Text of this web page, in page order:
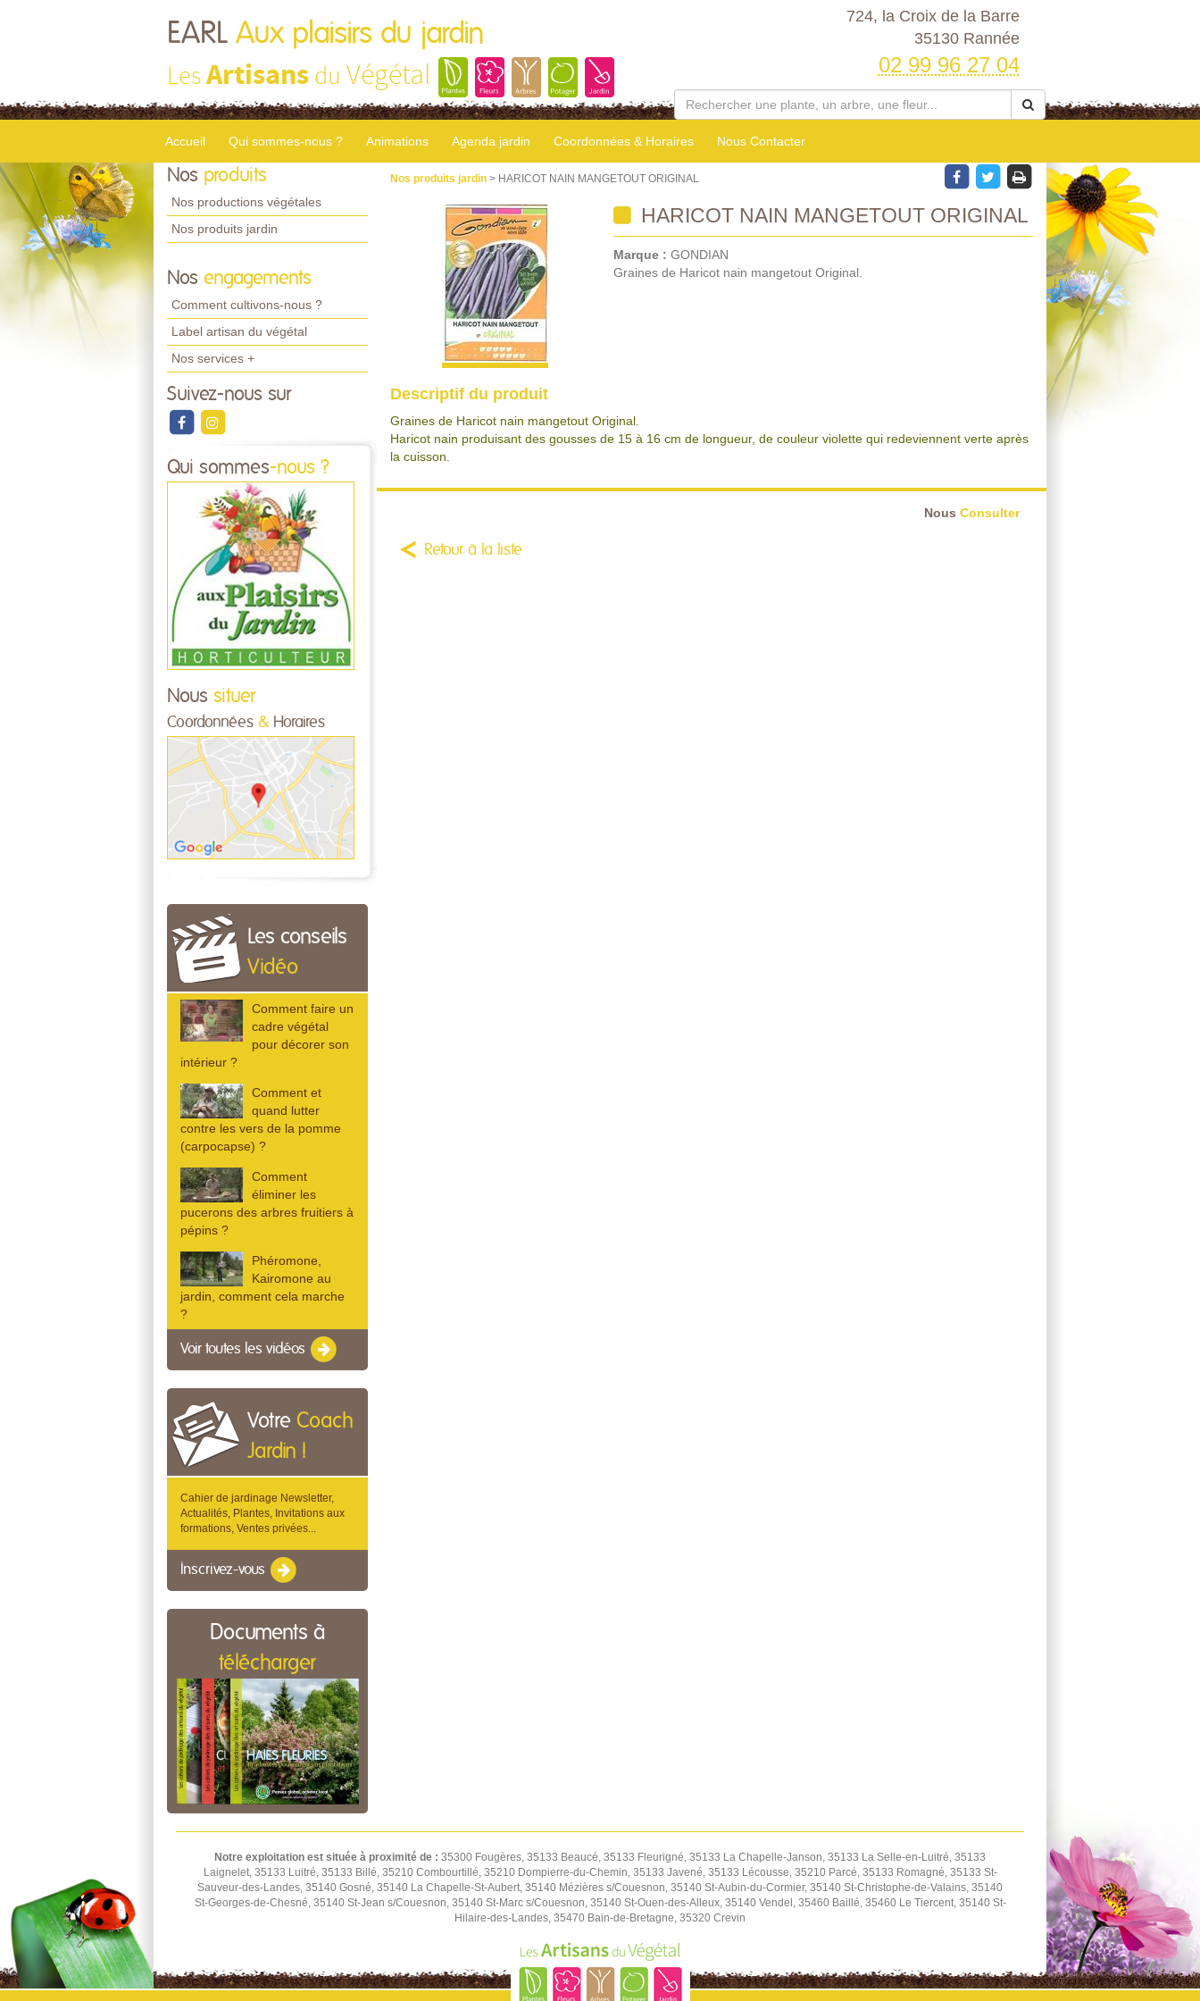
EARL Aux plaisirs du jardin
LesArtisans du Végétal
724, la Croix de la Barre
35130 Rannée
02 99 96 27 04
Accueil Qui sommes-nous ? Animations Agenda jardin Coordonnées & Horaires Nous Contacter
Nos produits
Nos productions végétales
Nos produits jardin
Nos engagements
Comment cultivons-nous ?
Label artisan du végétal
Nos services +
Suivez-nous sur
Qui sommes-nous ?
Nous situer
Coordonnées & Horaires
Les conseils
Vidéo
Comment faire un
cadre végétal
pour décorer son
intérieur ?
Comment et
quand lutter
contre les vers de la pomme
(carpocapse) ?
Comment
éliminer les
pucerons des arbres fruitiers à
pépins ?
Phéromone,
Kairomone au
jardin, comment cela marche
?
Voir toutes les vidéos
Votre Coach
Jardin !
Cahier de jardinage Newsletter,
Actualités, Plantes, Invitations aux
formations, Ventes privées...
Inscrivez-vous
Documents à
télécharger
Nos produits jardin > HARICOT NAIN MANGETOUT ORIGINAL
HARICOT NAIN MANGETOUT ORIGINAL
Marque : GONDIAN
Graines de Haricot nain mangetout Original.
Descriptif du produit
Graines de Haricot nain mangetout Original.
Haricot nain produisant des gousses de 15 à 16 cm de longueur, de couleur violette qui redeviennent verte après
la cuisson.
Nous Consulter
Retour à la liste
Notre exploitation est située à proximité de : 35300 Fougères, 35133 Beaucé, 35133 Fleurigné, 35133 La Chapelle-Janson, 35133 La Selle-en-Luitré, 35133
Laignelet, 35133 Luitré, 35133 Billé, 35210 Combourtillé, 35210 Dompierre-du-Chemin, 35133 Javené, 35133 Lécousse, 35210 Parcé, 35133 Romagné, 35133 St-
Sauveur-des-Landes, 35140 Gosné, 35140 La Chapelle-St-Aubert, 35140 Mézières s/Couesnon, 35140 St-Aubin-du-Cormier, 35140 St-Christophe-de-Valains, 35140
St-Georges-de-Chesné, 35140 St-Jean s/Couesnon, 35140 St-Marc s/Couesnon, 35140 St-Ouen-des-Alleux, 35140 Vendel, 35460 Baillé, 35460 Le Tiercent, 35140 St-
Hilaire-des-Landes, 35470 Bain-de-Bretagne, 35320 Crevin